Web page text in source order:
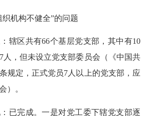
机构不健全”的问题
区共有66个基层党支部，其中有10
人，但未设立党支部委员会（《中国共
规定，正式党员7人以上的党支部，应
）。
完成。一是对党工委下辖党支部逐